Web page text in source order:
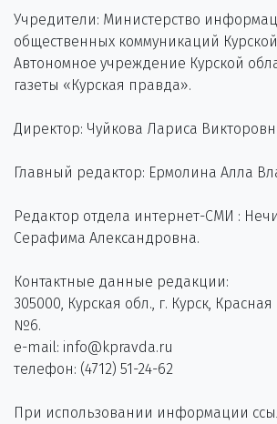
Учредители: Министерство
общественных коммуникаций Курской
Автономное учреждение Курской
газеты «Курская правда».
Директор: Чуйкова Лариса
Главный редактор: Ермолина Алла
Редактор отдела интернет-СМИ :
Серафима Александровна.
Контактные данные редакции:
305000, Курская обл., г. Курск,
№6.
e-mail: info@kpravda.ru
телефон: (4712) 51-24-62
При использовании информации